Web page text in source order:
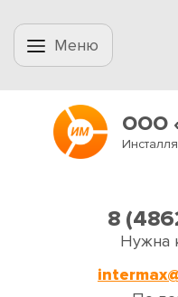
Меню
ООО
8
Нужна